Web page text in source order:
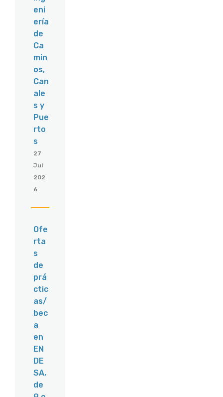
eni
ería
de
Ca
min
os,
Can
ale
s y
Pue
rto
s
27
Jul
202
6
Ofe
rta
s
de
prá
ctic
as/
bec
a
en
EN
DE
SA,
de